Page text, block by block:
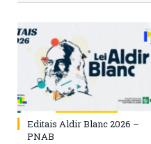
Editais Aldir Blanc 2026 –
PNAB